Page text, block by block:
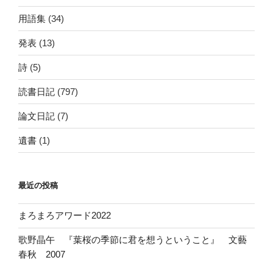
用語集 (34)
発表 (13)
詩 (5)
読書日記 (797)
論文日記 (7)
遺書 (1)
最近の投稿
まろまろアワード2022
歌野晶午 『葉桜の季節に君を想うということ』 文藝
春秋 2007